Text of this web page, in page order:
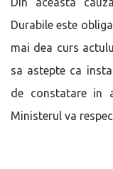
Durabile este
mai dea curs
sa astepte ca
de constatare in
Ministerul va